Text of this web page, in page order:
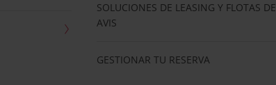
SOLUCIONES DE LEASING Y FLOTAS DE
AVIS
GESTIONAR TU RESERVA